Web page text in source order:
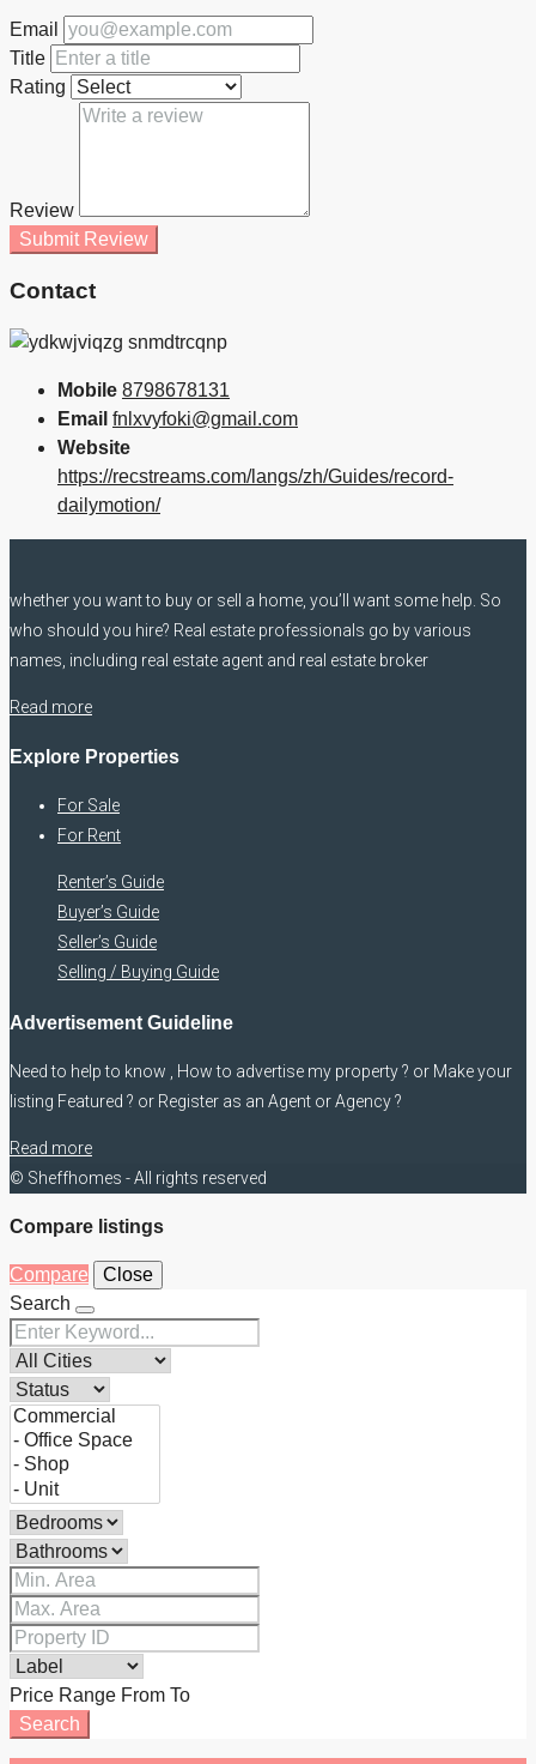
Email
Title
Rating
Review
Submit Review
Contact
Mobile 8798678131
Email fnlxvyfoki@gmail.com
Website
https://recstreams.com/langs/zh/Guides/record-
dailymotion/
whether you want to buy or sell a home, you’ll want some help. So
who should you hire? Real estate professionals go by various
names, including real estate agent and real estate broker
Read more
Explore Properties
For Sale
For Rent
Renter’s Guide
Buyer’s Guide
Seller’s Guide
Selling / Buying Guide
Advertisement Guideline
Need to help to know , How to advertise my property ? or Make your
listing Featured ? or Register as an Agent or Agency ?
Read more
© Sheffhomes - All rights reserved
Compare listings
Compare
Close
Search
Price Range From To
Search